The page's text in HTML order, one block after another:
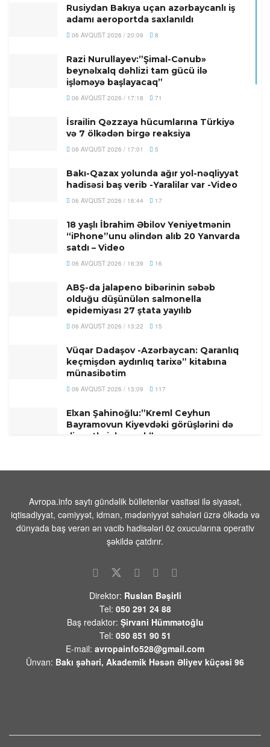
Rusiydan Bakıya uçan azərbaycanlı iş
adamı aeroportda saxlanıldı
06 AVQUST 2026 / 20:09 8
Razi Nurullayev:”Şimal-Cənub»
beynəlxalq dəhlizi tam gücü ilə
işləməyə başlayacaq”
06 AVQUST 2026 / 17:18 71
İsrailin Qəzzaya hücumlarına Türkiyə
və 7 ölkədən birgə reaksiya
06 AVQUST 2026 / 17:01 5
Bakı-Qazax yolunda ağır yol-nəqliyyat
hadisəsi baş verib -Yaralilar var -Video
06 AVQUST 2026 / 16:44 17
18 yaşlı İbrahim Əbilov Yeniyetmənin
“iPhone”unu əlindən alıb 20 Yanvarda
satdı – Video
06 AVQUST 2026 / 16:39 16
ABŞ-da jalapeno bibərinin səbəb
olduğu düşünülən salmonella
epidemiyası 27 ştata yayılıb
06 AVQUST 2026 / 13:22 15
Vüqar Dadaşov -Azərbaycan: Qaranlıq
keçmişdən aydınlıq tarixə” kitabına
münasibətim
06 AVQUST 2026 / 13:09 117
Elxan Şahinoğlu:”Kreml Ceyhun
Bayramovun Kiyevdəki görüşlərini də
diqqətlə izləyəcək”
qalacaq”
06 AVQUST 2026 / 12:24 8
Mənəvi birlikdən böyük müttəfiqliyə:
Qırğızıstan səfərinin geostrateji
06 AVQUST 2026 / 11:55 9
Türkiyə–Azərbaycan Universitetindən
abituriyentlərə mühüm xəbər – VİDEO
06 AVQUST 2026 / 11:52 5
Tailandda qətlə yetirilən rusiyalı
Nazimovlarla vidalaşma mərasimi
axtarışına kömək edir
Avropa.info saytı gündəlik bülletenlər vasitəsi ilə siyasət,
iqtisadiyyat, cəmiyyət, idman, mədəniyyət sahələri üzrə ölkədə və
dünyada baş verən ən vacib hadisələri öz oxucularına operativ
şəkildə çatdırır.
Direktor: Ruslan Bəşirli
Tel: 050 291 24 88
Baş redaktor: Şirvani Hümmətoğlu
Tel: 050 851 90 51
E-mail: avropainfo528@gmail.com
Ünvan: Bakı şəhəri, Akademik Həsən Əliyev küçəsi 96